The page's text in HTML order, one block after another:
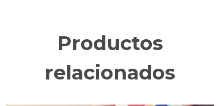
Productos
relacionados